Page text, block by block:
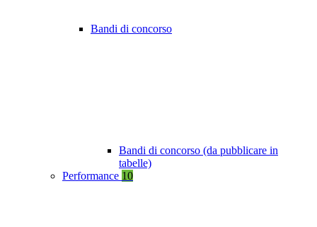
Bandi di concorso
Bandi di concorso (da pubblicare in
tabelle)
Performance 10